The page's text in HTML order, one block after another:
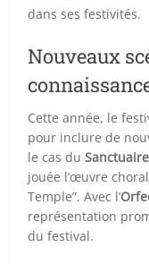
dans ses festivités.
Nouveaux
Cette année, le
pour inclure de
le cas du
jouée l’œuvre
Temple”. Avec l’
représentation
du festival.